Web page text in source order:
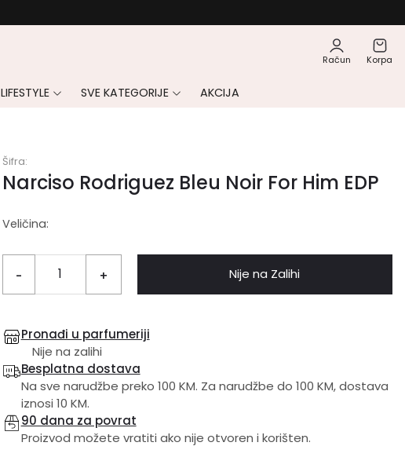
Račun Korpa
LIFESTYLE SVE KATEGORIJE AKCIJA
Šifra:
Narciso Rodriguez Bleu Noir For Him EDP
Veličina:
- + Nije na Zalihi
Pronađi u parfumeriji
Nije na zalihi
Besplatna dostava
Na sve narudžbe preko 100 KM. Za narudžbe do 100 KM, dostava
iznosi 10 KM.
90 dana za povrat
Proizvod možete vratiti ako nije otvoren i korišten.